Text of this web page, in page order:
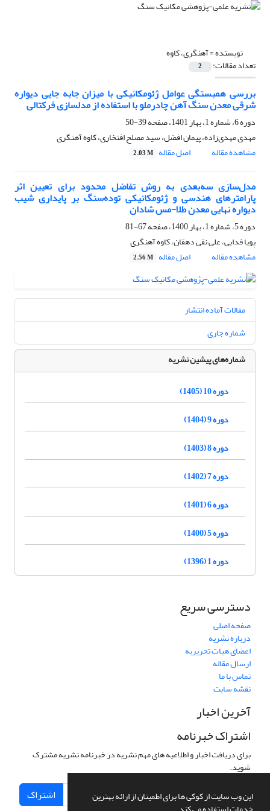
این وب سایت از کوکی ها برای اطمینان از ارائه بهترین
نویسنده =آهنگری، کاوه
تعداد مقالات: 2
بررسی همبستگی عوامل ژئومکانیکی با میزان جابه جایی دیواره
شرقی معدن سنگ آهن چادرملو با استفاده از مدلسازی فرکتالی
دوره 6، شماره 1، بهار 1401، صفحه
39-50
مهدی مهدی‌زاده، پیمان افضل، سید مصلح افتخاری، کاوه آهنگری
مشاهده مقاله
اصل مقاله 2.03 M
مدل‌سازی سه‌بعدی به روش تفاضل محدود برای تعیین اثر
پارامترهای هندسی و ژئومکانیکی توده‌سنگ بر پایداری شیب
دیواره نهایی معدن طلا-مس شادان
دوره 5، شماره 1، بهار 1400، صفحه
67-81
پویا فدایی، علی نقی دهقان، کاوه آهنگری
مشاهده مقاله
اصل مقاله 2.56 M
مقالات آماده انتشار
شماره جاری
شماره‌های پیشین نشریه
دوره 10 (1405)
دوره 9 (1404)
دوره 8 (1403)
دوره 7 (1402)
دوره 6 (1401)
دوره 5 (1400)
دوره 1 (1396)
دسترسی سریع
صفحه اصلی
درباره نشریه
اعضای هیات تحریریه
ارسال مقاله
تماس با ما
نقشه سایت
آخرین اخبار
اشتراک خبرنامه
برای دریافت اخبار و اطلاعیه های مهم نشریه در خبرنامه نشریه مشترک
شوید.
اشتراک